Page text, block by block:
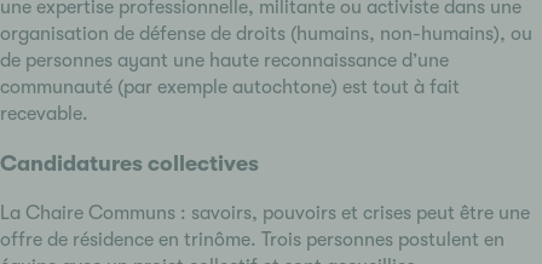
une expertise professionnelle, militante ou activiste dans une
organisation de défense de droits (humains, non-humains), ou
de personnes ayant une haute reconnaissance d’une
communauté (par exemple autochtone) est tout à fait
recevable.
Candidatures collectives
La Chaire Communs : savoirs, pouvoirs et crises peut être une
offre de résidence en trinôme. Trois personnes postulent en